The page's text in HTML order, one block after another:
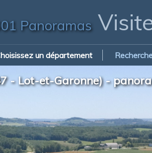
Panoramas
un département
- Lot-et-Garonne) -